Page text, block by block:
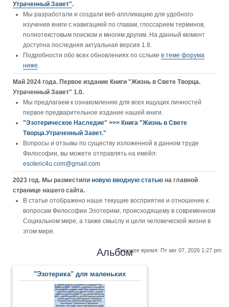
Утраченный Завет".
Мы разработали и создали веб-аппликацию для удобного
изучения книги c навигацией по главам, глоссарием терминов,
полнотекстовым поиском и многим другим. На данный момент
доступна последняя актуальная версия 1.8.
Подробности обо всех обновлениях по сслыке в теме форума
ниже.
Май 2024 года. Первое издание Книги "Жизнь в Свете Творца.
Утраченный Завет" 1.0.
Мы предлагаем к ознакомлению для всех ищущих личностей
первое предварительное издание нашей книги.
"Эзотерическое Наследие" >>> Книга "Жизнь в Свете
Творца.Утраченный Завет."
Вопросы и отзывы по существу изложенной в данном труде
Философии, вы можете отправлять на емейл:
esoteric4u.com@gmail.com
2023 год. Мы разместили новую вводную статью на главной
странице нашего сайта.
В статье отображено наше текущие восприятие и отношение к
вопросам Философии Эзотерики, происходящему в современном
Социальном мире, а также смыслу и цели человеческой жизни в
этом мире.
Текущее время: Пт авг 07, 2026 1:27 pm
Альбом
"Эзотерика" для маленьких